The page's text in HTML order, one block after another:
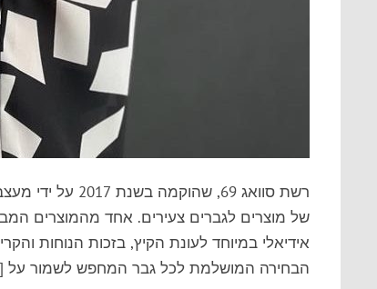
רשת סוואג 69,
של מוצרים לגברים צעירים. אחד מהמוצרים
אידיאלי במיוחד לעונת הקיץ, בזכות הנוחות
הבחירה המושלמת לכל גבר המחפש לשמור על